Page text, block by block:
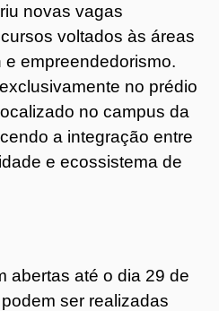
novas vagas
voltados às áreas
empreendedorismo.
no prédio
no campus da
a integração entre
e ecossistema de
abertas até o dia 29 de
ser realizadas